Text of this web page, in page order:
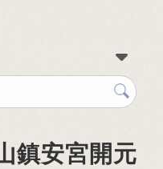
鎮安宮開元